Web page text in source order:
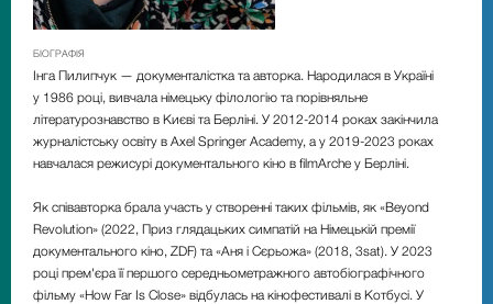
БІОГРАФІЯ
Інга Пилипчук — документалістка та авторка. Народилася в Україні
у 1986 році, вивчала німецьку філологію та порівняльне
літературознавство в Києві та Берліні. У 2012-2014 роках закінчила
журналістську освіту в Axel Springer Academy, а у 2019-2023 роках
навчалася режисурі документального кіно в filmArche у Берліні.
Як співавторка брала участь у створенні таких фільмів, як «Beyond
Revolution» (2022, Приз глядацьких симпатій на Німецькій премії
документального кіно, ZDF) та «Аня і Сєрьожа» (2018, 3sat). У 2023
році прем'єра її першого середньометражного автобіографічного
фільму «How Far Is Close» відбулась на кінофестивалі в Котбусі. У